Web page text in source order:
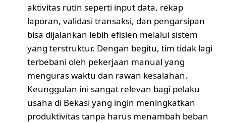
aktivitas rutin seperti input data, rekap
laporan, validasi transaksi, dan pengarsipan
bisa dijalankan lebih efisien melalui sistem
yang terstruktur. Dengan begitu, tim tidak lagi
terbebani oleh pekerjaan manual yang
menguras waktu dan rawan kesalahan.
Keunggulan ini sangat relevan bagi pelaku
usaha di Bekasi yang ingin meningkatkan
produktivitas tanpa harus menambah beban